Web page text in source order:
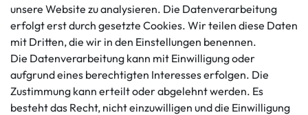
info@gameworld.de
Kontaktformular
Datenschutzerklärung
Barrierefreiheitserklärung
Widerrufs­recht
Vertrag widerrufen
Informationen
Ankauf
Zahlungsmöglichkeiten
unsere Website zu analysieren. Die Datenverarbeitung
erfolgt erst durch gesetzte Cookies. Wir teilen diese Daten
mit Dritten, die wir in den Einstellungen benennen.
Die Datenverarbeitung kann mit Einwilligung oder
aufgrund eines berechtigten Interesses erfolgen. Die
Zustimmung kann erteilt oder abgelehnt werden. Es
besteht das Recht, nicht einzuwilligen und die Einwilligung